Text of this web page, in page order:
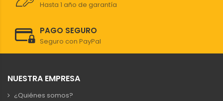
Hasta 1 año de garantía
PAGO SEGURO
Seguro con PayPal
NUESTRA EMPRESA
¿Quiénes somos?